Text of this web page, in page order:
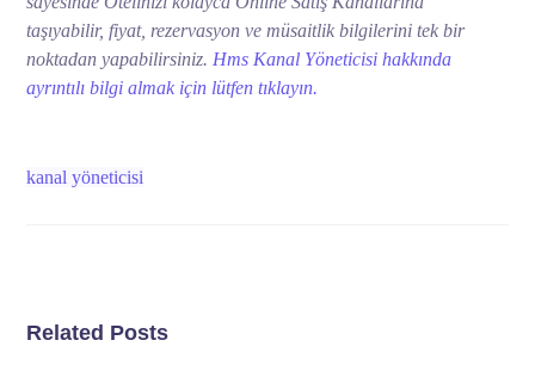
taşıyabilir, fiyat, rezervasyon ve müsaitlik bilgilerini tek bir
noktadan yapabilirsiniz. Hms Kanal Yöneticisi hakkında
ayrıntılı bilgi almak için lütfen tıklayın.
kanal yöneticisi
Related Posts